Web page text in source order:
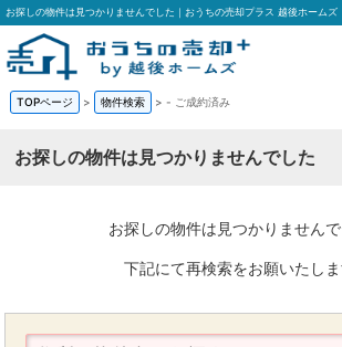
お探しの物件は見つかりませんでした｜おうちの売却プラス 越後ホームズ
TOPページ > 物件検索 > - ご成約済み
お探しの物件は見つかりませんでした
お探しの物件は見つかりませんで
下記にて再検索をお願いたしま